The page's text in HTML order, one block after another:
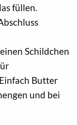
füllen.
Schildchen
Butter
und bei